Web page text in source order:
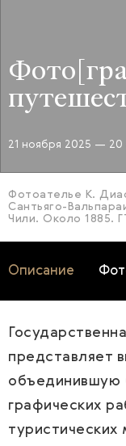
21 ноября 2025 — 20
Фотоателье К.
Сантьяго-
Чили. Около 1885.
Описание
представляет
объединившую
графических